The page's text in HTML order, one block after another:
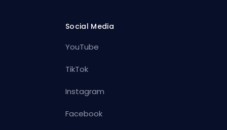
Social Media
YouTube
TikTok
Instagram
Facebook